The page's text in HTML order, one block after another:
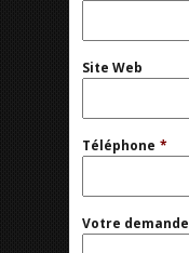
Site Web
Téléphone *
Votre demande